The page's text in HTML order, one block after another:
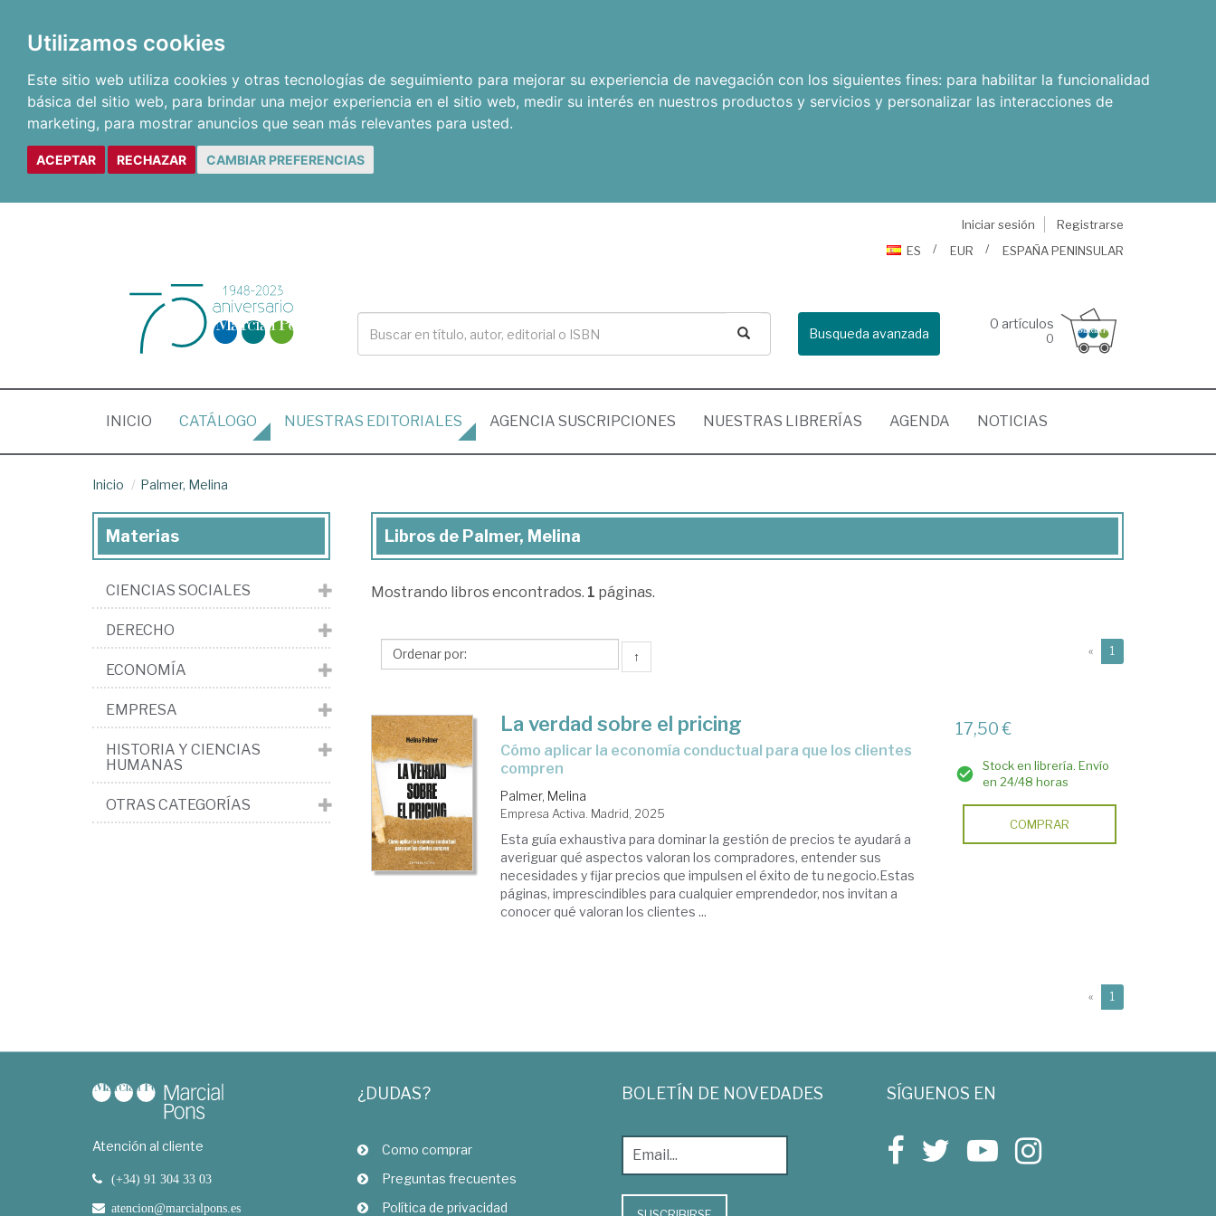
Utilizamos cookies
Este sitio web utiliza cookies y otras tecnologías de seguimiento para mejorar su experiencia de navegación con los siguientes fines: para habilitar la funcionalidad
básica del sitio web, para brindar una mejor experiencia en el sitio web, medir su interés en nuestros productos y servicios y personalizar las interacciones de
marketing, para mostrar anuncios que sean más relevantes para usted.
ACEPTAR RECHAZAR CAMBIAR PREFERENCIAS
Iniciar sesión
Registrarse
ES
EUR ESPAÑA PENINSULAR
Busqueda avanzada
0 artículos
0
INICIO (CURRENT)
CATÁLOGO NUESTRAS EDITORIALES AGENCIA SUSCRIPCIONES NUESTRAS LIBRERÍAS AGENDA NOTICIAS
Inicio Palmer, Melina
Libros
Palmer,
Libros de Palmer, Melina
Mostrando libros encontrados. 1 páginas.
↑ « 1
La verdad sobre el pricing
Cómo aplicar la economía conductual para que los clientes
compren
Palmer, Melina
Empresa Activa. Madrid, 2025
Esta guía exhaustiva para dominar la gestión de precios te ayudará a
averiguar qué aspectos valoran los compradores, entender sus
necesidades y fijar precios que impulsen el éxito de tu negocio.Estas
páginas, imprescindibles para cualquier emprendedor, nos invitan a
conocer qué valoran los clientes ...
17,50 €
Stock en librería. Envío
en 24/48 horas
COMPRAR
« 1
Materias
CIENCIAS SOCIALES
DERECHO
ECONOMÍA
EMPRESA
HISTORIA Y CIENCIAS
HUMANAS
OTRAS CATEGORÍAS
Atención al cliente
(+34) 91 304 33 03
atencion@marcialpons.es
¿DUDAS?
Como comprar
Preguntas frecuentes
Política de privacidad
BOLETÍN DE NOVEDADES SÍGUENOS EN